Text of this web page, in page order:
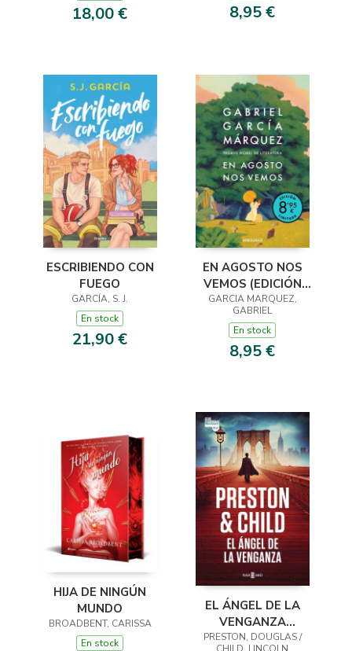
18,00 € 8,95 €
ESCRIBIENDO CON
FUEGO
GARCÍA, S. J.
En stock
21,90 €
EN AGOSTO NOS
VEMOS (EDICIÓN
LIMITADA)
GARCIA MARQUEZ,
GABRIEL
En stock
8,95 €
HIJA DE NINGÚN
MUNDO
BROADBENT, CARISSA
En stock
EL ÁNGEL DE LA
VENGANZA
(INSPECTOR
PRESTON, DOUGLAS /
CHILD, LINCOLN